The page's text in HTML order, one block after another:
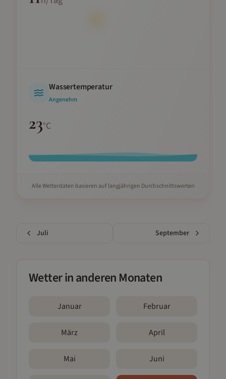
Wassertemperatur
Angenehm
23°C
Alle Wetterdaten basieren auf langjährigen Durchschnittswerten
Juli September
Wetter in anderen Monaten
Januar Februar
März April
Mai Juni